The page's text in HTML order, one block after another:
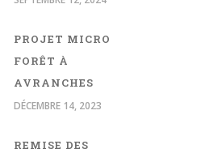
PROJET MICRO
FORÊT À
AVRANCHES
DÉCEMBRE 14, 2023
REMISE DES